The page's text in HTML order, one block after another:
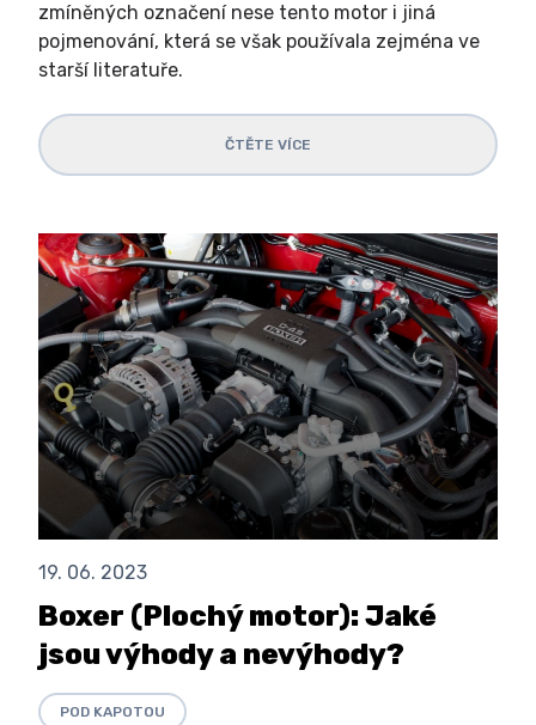
zmíněných označení nese tento motor i jiná
pojmenování, která se však používala zejména ve
starší literatuře.
ČTĚTE VÍCE
19. 06. 2023
Boxer (Plochý motor): Jaké
jsou výhody a nevýhody?
POD KAPOTOU